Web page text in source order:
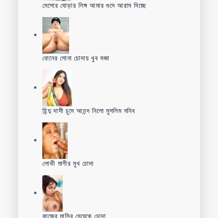
মেসোর ঘোড়ার লিঙ্গ আমার গুদে আরাম দিচ্ছে
বোনের সোনা চোদায় খুব মজা
হিন্দু দাসী চুদে আনন্দ নিলো মুসলিম মনিব
লোভী মাগীর মুখ চোদা